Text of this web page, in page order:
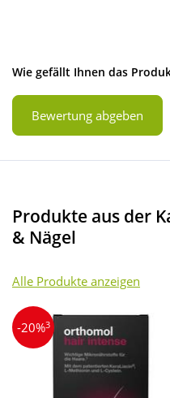
Wie gefällt Ihnen das
Bewertung abgeben
Produkte aus der
& Nägel
Alle Produkte anzeigen
-20%3